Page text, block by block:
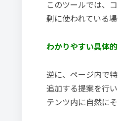
このツールでは、
剰に使われている
わかりやすい具体
逆に、ページ内で
追加する提案を行
テンツ内に自然に